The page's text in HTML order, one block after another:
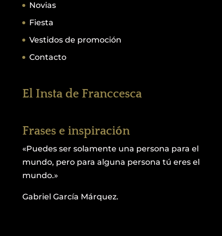
Novias
Fiesta
Vestidos de promoción
Contacto
El Insta de Franccesca
Frases e inspiración
«Puedes ser solamente una persona para el
mundo, pero para alguna persona tú eres el
mundo.»
Gabriel García Márquez.